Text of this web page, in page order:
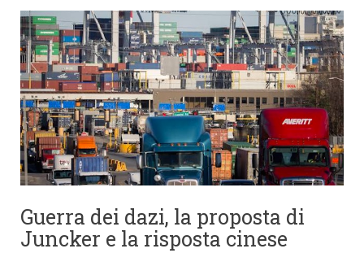
Guerra dei dazi, la proposta di
Juncker e la risposta cinese